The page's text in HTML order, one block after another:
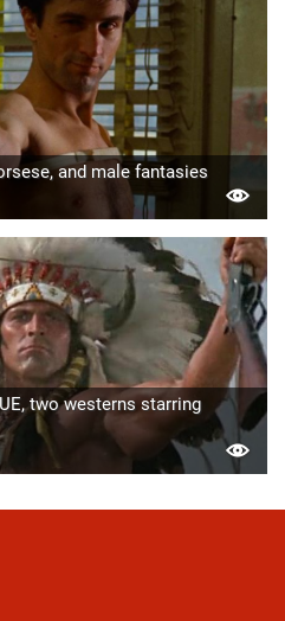
and male fantasies
two westerns starring